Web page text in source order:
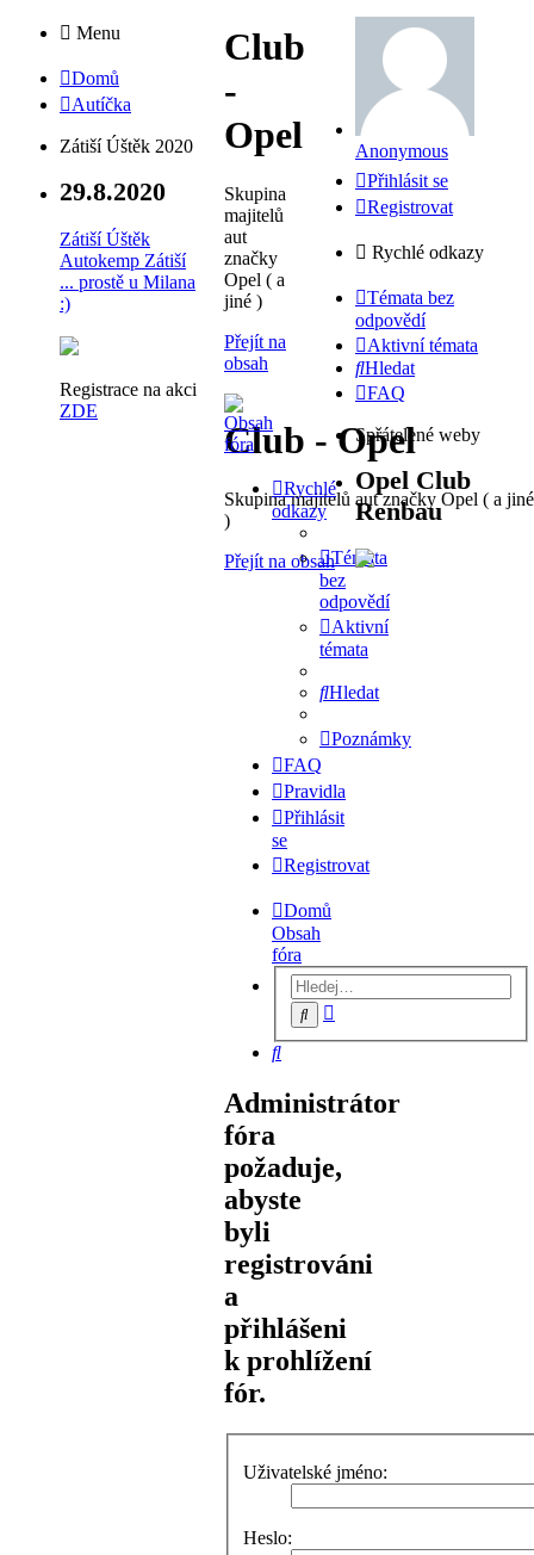
Menu
Domů
Autíčka
Zátiší Úštěk 2020
29.8.2020
Zátiší Úštěk
Autokemp Zátiší
... prostě u Milana
:)
Registrace na akci
ZDE
Club
-
Opel
Skupina
majitelů
aut
značky
Opel ( a
jiné )
Přejít na
obsah
Club - Opel
Skupina majitelů aut značky Opel ( a jiné
)
Přejít na obsah
Rychlé
odkazy
Témata
bez
odpovědí
Aktivní
témata
Hledat
Poznámky
FAQ
Pravidla
Přihlásit
se
Registrovat
Domů
Obsah
fóra
Hledat
Hledat
Administrátor
fóra
požaduje,
abyste
byli
registrováni
a
přihlášeni
k prohlížení
fór.
Uživatelské jméno:
Heslo:
Anonymous
Přihlásit se
Registrovat
Rychlé odkazy
Témata bez
odpovědí
Aktivní témata
Hledat
FAQ
Spřátelené weby
Opel Club
Renbau